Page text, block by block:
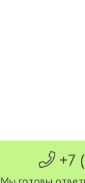
+7